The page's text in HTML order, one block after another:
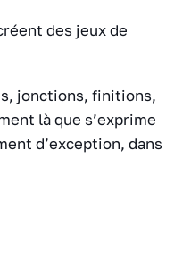
des jeux de
jonctions, finitions,
là que s’exprime
d’exception, dans